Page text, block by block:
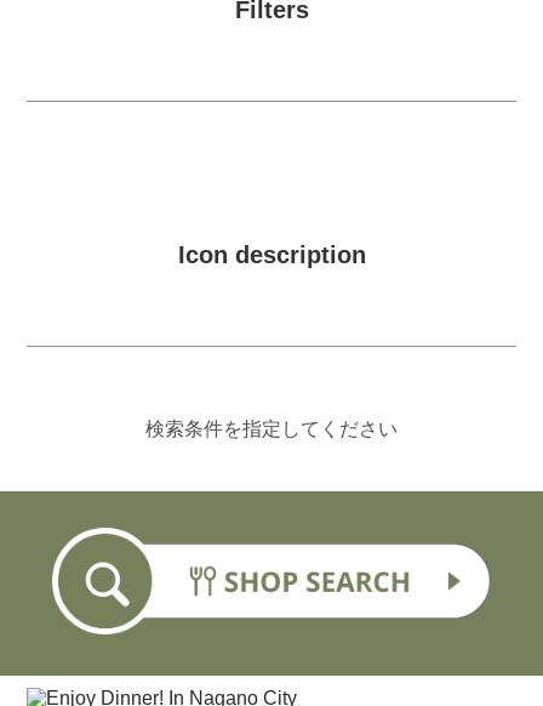
Filters
Icon description
検索条件を指定してください